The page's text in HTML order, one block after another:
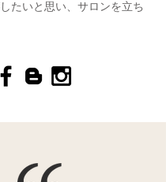
たいと思い、サロンを立ち